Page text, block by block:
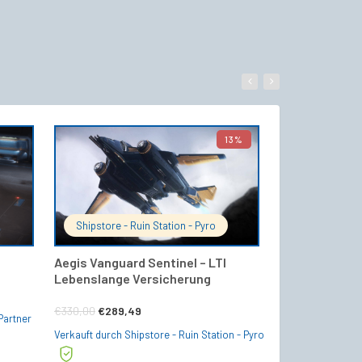
13%
Shipstore - Ruin Station - Pyro
Aegis Vanguard Sentinel – LTI
Lebenslange Versicherung
€330,00Ursprünglicher
Preis
€289,49
Preis
IN DEN WARENKORB
Verkauft durch Shipstore - Ruin Station - Pyro